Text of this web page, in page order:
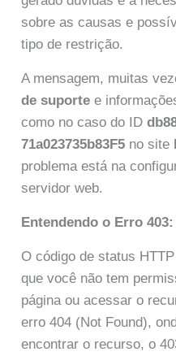
sobre as causas e
tipo de restrição.
A mensagem, muitas
de suporte e
como no caso do ID
71a023735b83F5 no site
problema está na
servidor web.
Entendendo o Erro
O código de status
que você não tem
página ou acessar o
erro 404 (Not Found),
encontrar o recurso, o